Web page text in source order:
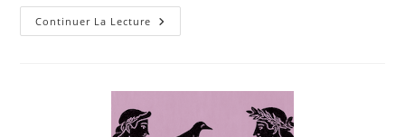
Continuer La Lecture